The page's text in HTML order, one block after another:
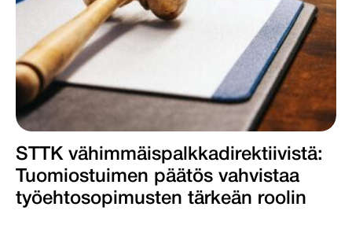
STTK vähimmäispalkka­­direktiivistä:
Tuomiostuimen päätös vahvistaa
työehtosopimusten tärkeän roolin